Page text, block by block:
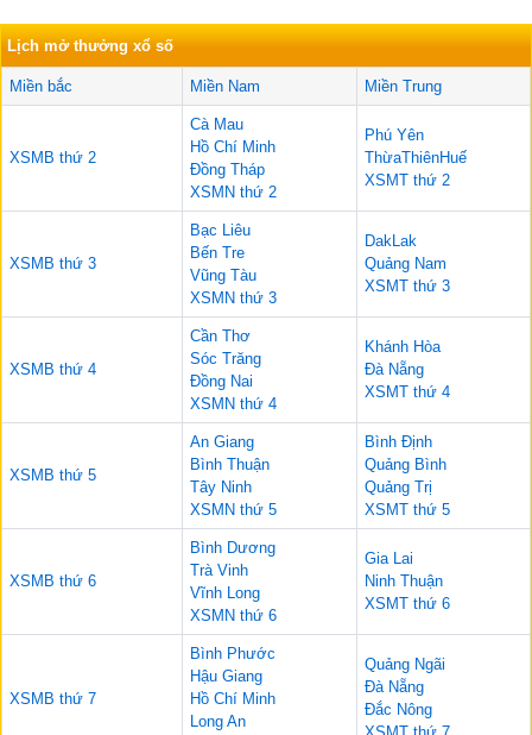
Lịch mở thưởng xổ số
Miền bắc Miền Nam Miền Trung
XSMB thứ 2
Cà Mau
Hồ Chí Minh
Đồng Tháp
XSMN thứ 2
Phú Yên
ThừaThiênHuế
XSMT thứ 2
XSMB thứ 3
Bạc Liêu
Bến Tre
Vũng Tàu
XSMN thứ 3
DakLak
Quảng Nam
XSMT thứ 3
XSMB thứ 4
Cần Thơ
Sóc Trăng
Đồng Nai
XSMN thứ 4
Khánh Hòa
Đà Nẵng
XSMT thứ 4
XSMB thứ 5
An Giang
Bình Thuận
Tây Ninh
XSMN thứ 5
Bình Định
Quảng Bình
Quảng Trị
XSMT thứ 5
XSMB thứ 6
Bình Dương
Trà Vinh
Vĩnh Long
XSMN thứ 6
Gia Lai
Ninh Thuận
XSMT thứ 6
XSMB thứ 7
Bình Phước
Hậu Giang
Hồ Chí Minh
Long An
Quảng Ngãi
Đà Nẵng
Đắc Nông